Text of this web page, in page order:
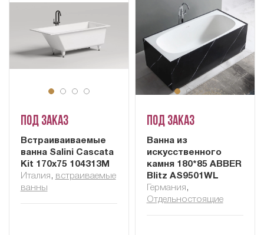
Под заказ
Встраиваиваемые
ванна Salini Cascata
Kit 170x75 104313M
Италия , встраиваемые
ванны
Под заказ
Ванна из
искусственного
камня 180*85 ABBER
Blitz AS9501WL
Германия ,
Отдельностоящие